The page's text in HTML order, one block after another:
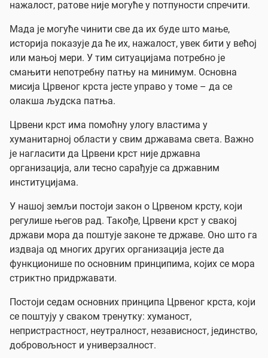
нажалост, ратове није могуће у потпуности спречити.
Мада је могуће чинити све да их буде што мање,
историја показује да ће их, нажалост, увек бити у већој
или мањој мери. У тим ситуацијама потребно је
смањити непотребну патњу на минимум. Основна
мисија Црвеног крста јесте управо у томе – да се
олакша људска патња.
Црвени крст има помоћну улогу властима у
хуманитарној области у свим државама света. Важно
је нагласити да Црвени крст није државна
организација, али тесно сарађује са државним
институцијама.
У нашој земљи постоји закон о Црвеном крсту, који
регулише његов рад. Такође, Црвени крст у свакој
држави мора да поштује законе те државе. Оно што га
издваја од многих других организација јесте да
функционише по основним принципима, којих се мора
стриктно придржавати.
Постоји седам основних принципа Црвеног крста, који
се поштују у сваком тренутку: хуманост,
непристрастност, неутралност, независност, јединство,
добровољност и универзалност.